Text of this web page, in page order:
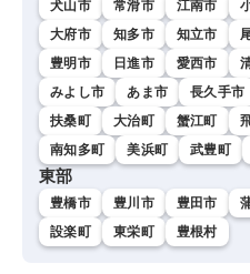
犬山市 常滑市 江南市
大府市
知多市 知立市
豊明市
日進市 愛西市
みよし市
あま市 長久手市
扶桑町
大治町 蟹江町
南知多町
美浜町 武豊町
東部
豊橋市 豊川市 豊田市
設楽町
東栄町 豊根村